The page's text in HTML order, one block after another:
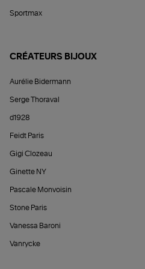
Sportmax
CRÉATEURS BIJOUX
Aurélie Bidermann
Serge Thoraval
d1928
Feidt Paris
Gigi Clozeau
Ginette NY
Pascale Monvoisin
Stone Paris
Vanessa Baroni
Vanrycke